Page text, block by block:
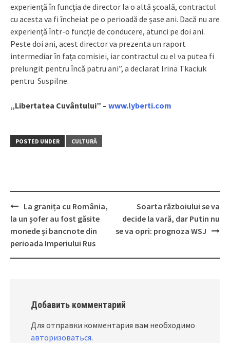
experiență în funcția de director la o altă școală, contractul
cu acesta va fi încheiat pe o perioadă de șase ani. Dacă nu are
experiență într-o funcție de conducere, atunci pe doi ani.
Peste doi ani, acest director va prezenta un raport
intermediar în fața comisiei, iar contractul cu el va putea fi
prelungit pentru încă patru ani”, a declarat Irina Tkaciuk
pentru Suspilne.
„Libertatea Cuvântului” – www.lyberti.com
POSTED UNDER CULTURĂ
Post
navigation
La granița cu România,
la un șofer au fost găsite
monede și bancnote din
perioada Imperiului Rus
Soarta războiului se va
decide la vară, dar Putin nu
se va opri: prognoza WSJ
Добавить комментарий
Для отправки комментария вам необходимо
авторизоваться.